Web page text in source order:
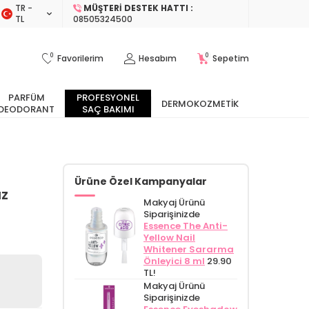
TR −
TL
MÜŞTERI DESTEK HATTI :
08505324500
0 Favorilerim Hesabım 0 Sepetim
PARFÜM
PROFESYONEL
SAÇ BAKIMI
DERMOKOZMETIK
Ürüne Özel Kampanyalar
Makyaj Ürünü
Siparişinizde
Essence The Anti-
Yellow Nail
Whitener Sararma
Önleyici 8 ml 29.90
TL!
Makyaj Ürünü
Siparişinizde